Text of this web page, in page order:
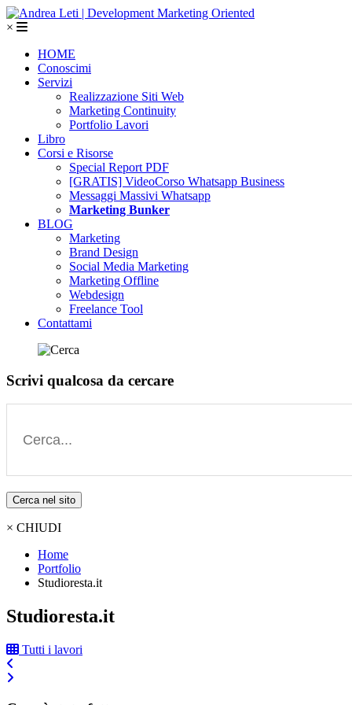
×
HOME
Conoscimi
Servizi
Realizzazione Siti Web
Marketing Continuity
Portfolio Lavori
Libro
Corsi e Risorse
Special Report PDF
[GRATIS] VideoCorso Whatsapp Business
Messaggi Massivi Whatsapp
Marketing Bunker
BLOG
Marketing
Brand Design
Social Media Marketing
Marketing Offline
Webdesign
Freelance Tool
Contattami
Scrivi qualcosa da cercare
Cerca nel sito
× CHIUDI
Home
Portfolio
Studioresta.it
Studioresta.it
Tutti i lavori